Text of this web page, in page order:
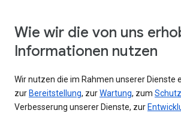
Wie wir die von uns
Informationen nutzen
Wir nutzen die im Rahmen unserer Dienste
zur Bereitstellung, zurWartung, zum Schutz
Verbesserung unserer Dienste, zur